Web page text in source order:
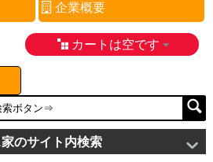
企業概要
カートは空です
のサイト内検索